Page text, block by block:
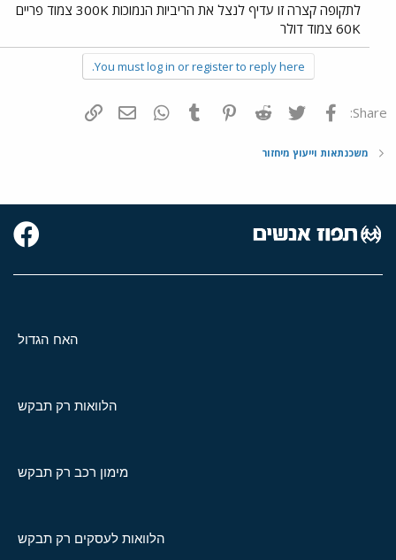
לתקופה קצרה זו עדיף לנצל את הריביות הנמוכות 300K צמוד פריים
60K צמוד דולר
You must log in or register to reply here.
Share: פייסבוק Twitter
Reddit
Pinterest
Tumblr
WhatsAppדואר אלקטרוני
משכנתאות וייעוץ מיחזור
האח הגדול
הלוואות רק תבקש
מימון רכב רק תבקש
הלוואות לעסקים רק תבקש